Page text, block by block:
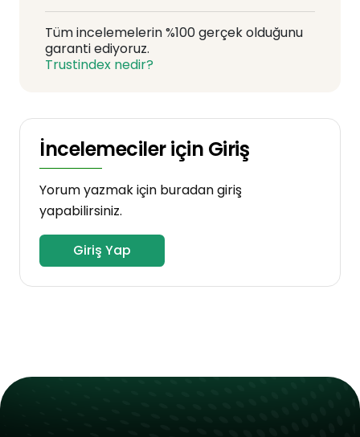
Tüm incelemelerin %100 gerçek olduğunu
garanti ediyoruz.
Trustindex nedir?
İncelemeciler için Giriş
Yorum yazmak için buradan giriş
yapabilirsiniz.
Giriş Yap